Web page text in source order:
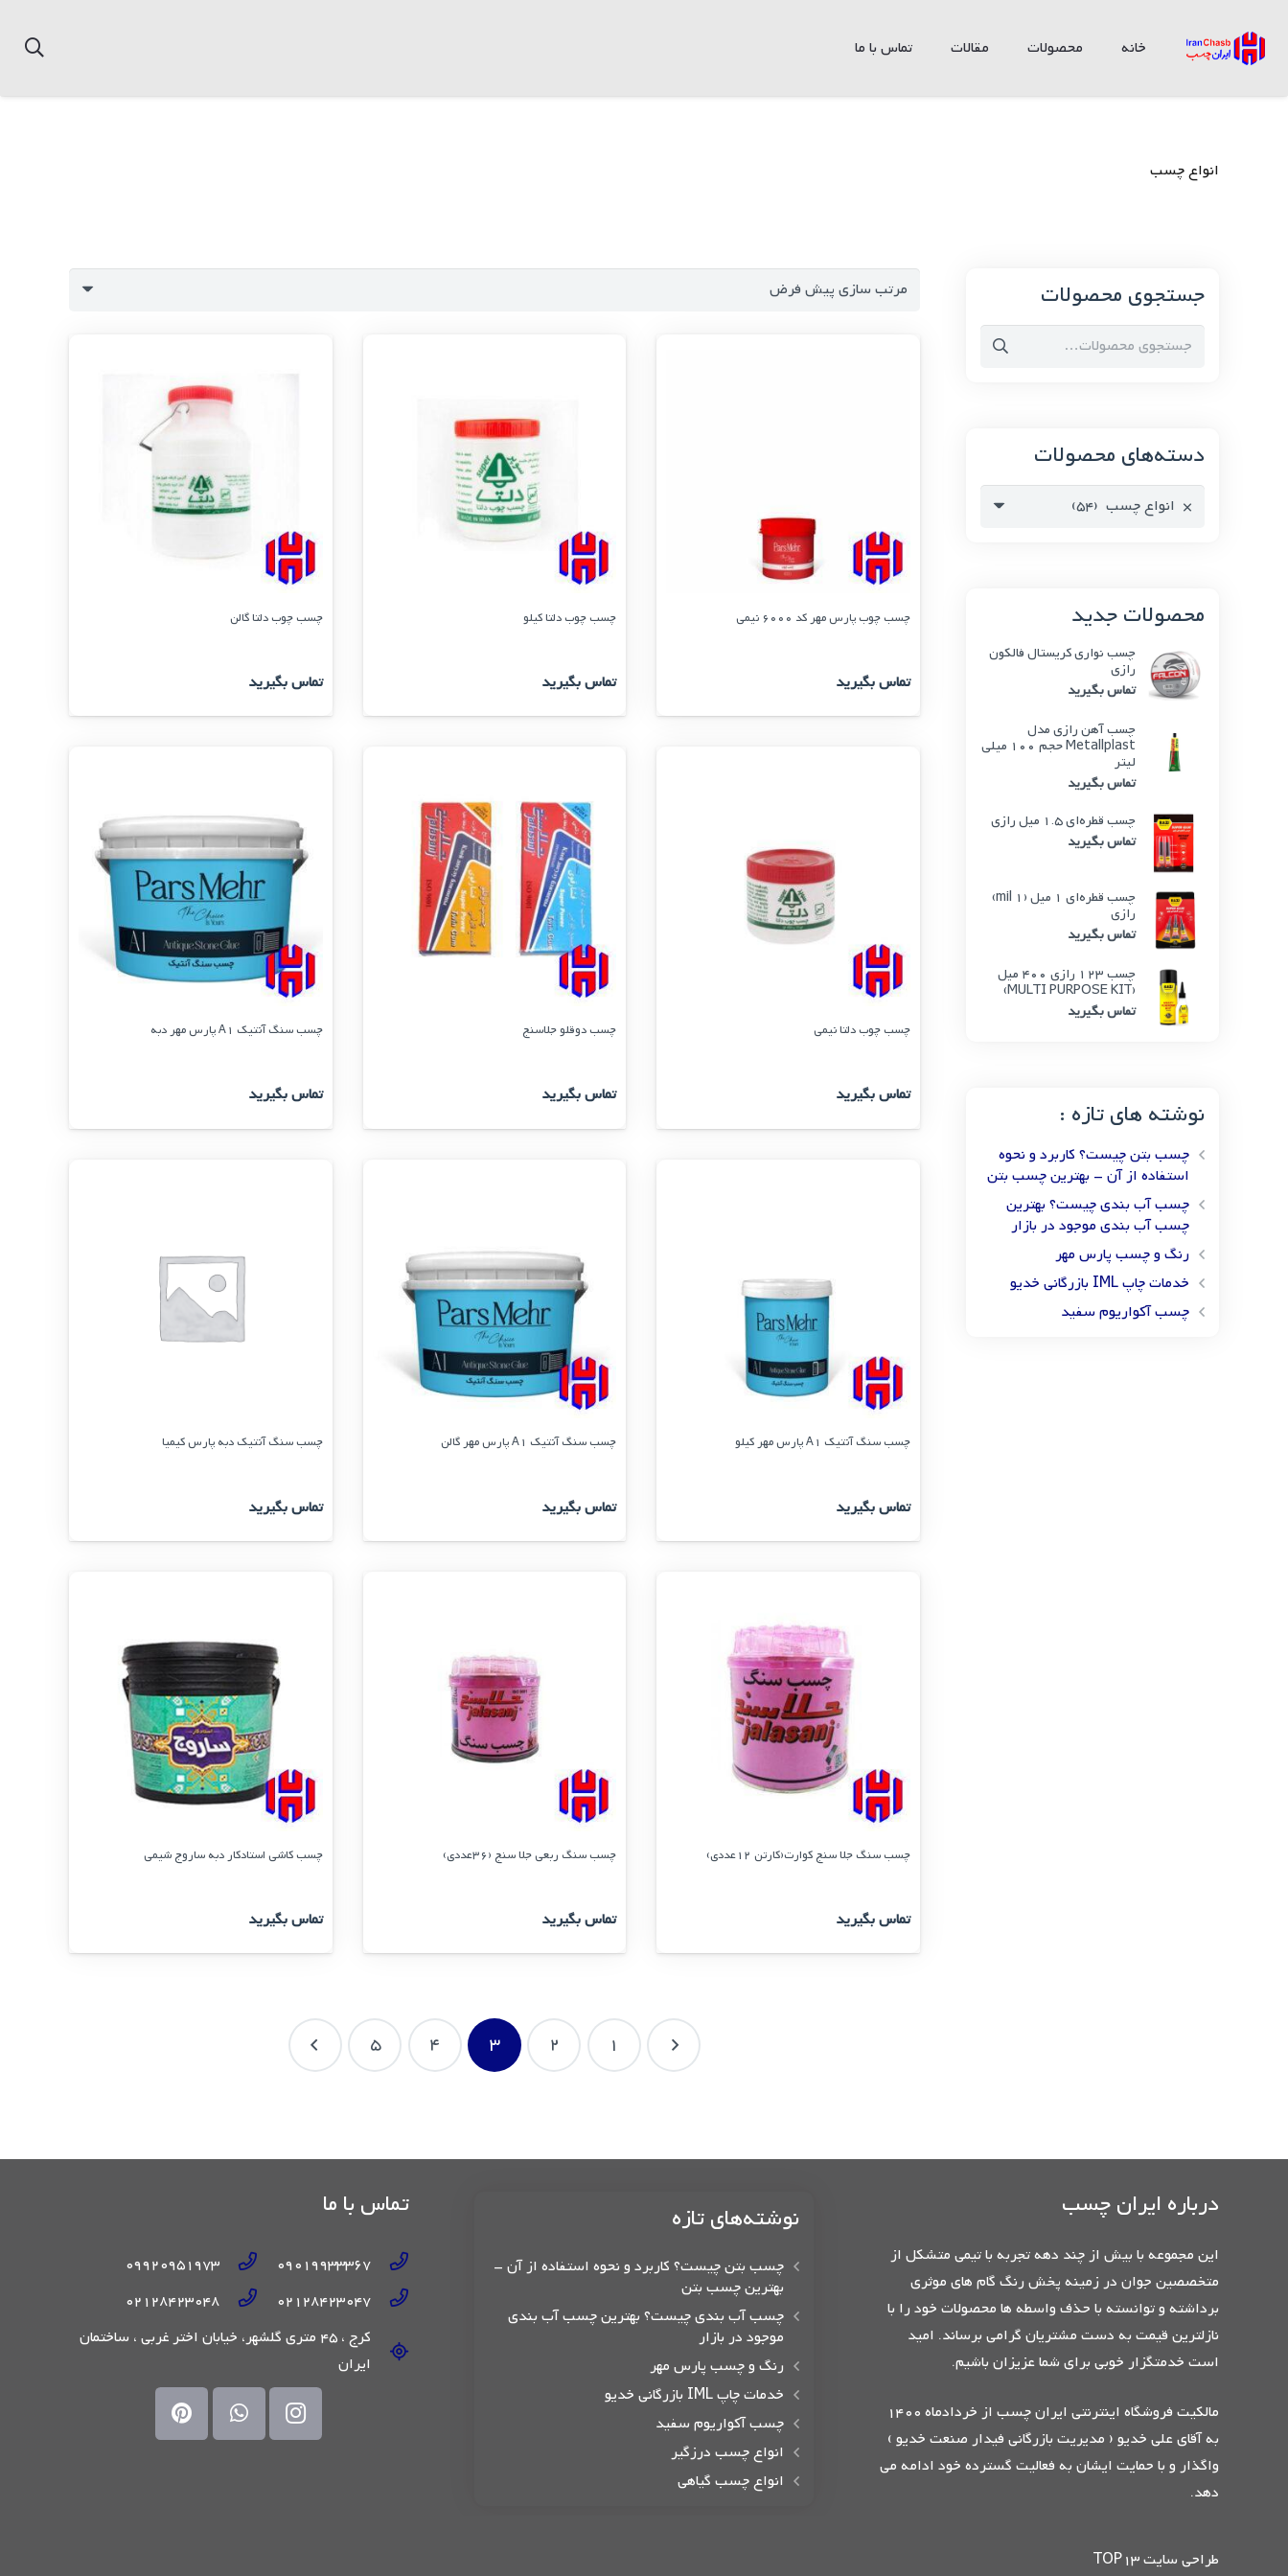
خانه محصولات مقالات تماس با ما
انواع چسب
جستجوی محصولات
جستجو
دسته‌های محصولات
× انواع چسب (54)
محصولات جدید
چسب نواری کریستال فالکون
رازی
تماس بگیرید
چسب آهن رازی مدل
Metallplast حجم 100 میلی
لیتر
تماس بگیرید
چسب قطره‌ای 1.5 میل رازی
تماس بگیرید
چسب قطره‌ای 1 میل (1 mil)
رازی
تماس بگیرید
چسب 123 رازی 400 میل
(MULTI PURPOSE KIT)
تماس بگیرید
نوشته های تازه :
چسب بتن چیست؟ کاربرد و نحوه
استفاده از آن – بهترین چسب بتن
چسب آب بندی چیست؟ بهترین
چسب آب بندی موجود در بازار
رنگ و چسب پارس مهر
خدمات چاپ IML بازرگانی خدیو
چسب آکواریوم سفید
چسب چوب پارس مهر کد 6000 نیمی
تماس بگیرید
چسب چوب دلتا کیلو
تماس بگیرید
چسب چوب دلتا گالن
تماس بگیرید
چسب چوب دلتا نیمی
تماس بگیرید
چسب دوقلو جلاسنج
تماس بگیرید
چسب سنگ آنتیک A1 پارس مهر دبه
تماس بگیرید
چسب سنگ آنتیک A1 پارس مهر کیلو
تماس بگیرید
چسب سنگ آنتیک A1 پارس مهر گالن
تماس بگیرید
چسب سنگ آنتیک دبه پارس کیمیا
تماس بگیرید
چسب سنگ جلا سنج کوارت(کارتن 12عددی)
تماس بگیرید
چسب سنگ ربعی جلا سنج (36عددی)
تماس بگیرید
چسب کاشی استادکار دبه ساروج شیمی
تماس بگیرید
1
2
3
4
5
درباره ایران چسب
این مجموعه با بیش از چند دهه تجربه با تیمی متشکل از
متخصصین جوان در زمینه پخش رنگ گام های موثری
برداشته و توانسته با حذف واسطه ها محصولات خود را با
نازلترین قیمت به دست مشتریان گرامی برساند. امید
است خدمتگزار خوبی برای شما عزیزان باشیم.
مالکیت فروشگاه اینترنتی ایران چسب از خردادماه 1400
به آقای علی خدیو ( مدیریت بازرگانی فیدار صنعت خدیو )
واگذار و با حمایت ایشان به فعالیت گسترده خود ادامه می
دهد.
نوشته‌های تازه
چسب بتن چیست؟ کاربرد و نحوه استفاده از آن –
بهترین چسب بتن
چسب آب بندی چیست؟ بهترین چسب آب بندی
موجود در بازار
رنگ و چسب پارس مهر
خدمات چاپ IML بازرگانی خدیو
چسب آکواریوم سفید
انواع چسب درزگیر
انواع چسب گیاهی
تماس با ما
09019933367
09920951973
02128423047
02128423048
کرج ، 45 متری گلشهر، خیابان اختر غربی ، ساختمان
ایران
طراحی سایت TOP13